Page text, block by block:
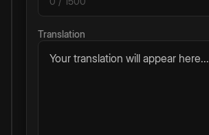
Translation
Your translation will appear here...